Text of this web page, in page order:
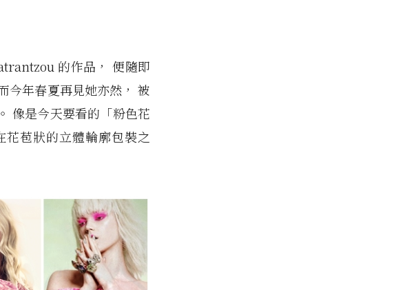
的作品， 便隨即
今年春夏再見她亦然， 被
像是今天要看的「粉色花
苞狀的立體輪廓包裝之